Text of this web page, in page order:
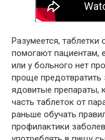
Разумеется, таблетки
помогают пациентам,
или у больного нет
проще предотвратить
ядовитые препараты,
часть таблеток от
раньше обучать
профилактики